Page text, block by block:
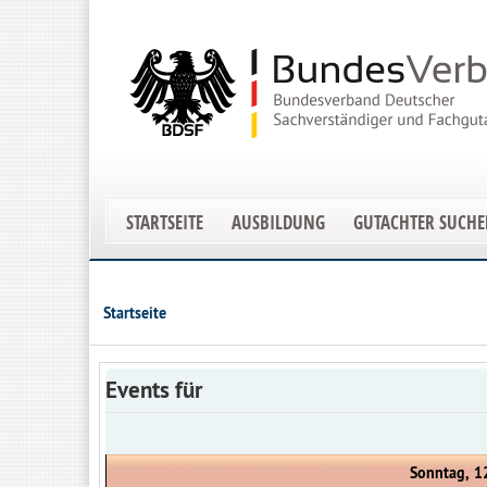
STARTSEITE AUSBILDUNG GUTACHTER
Startseite
Events für
Sonntag,